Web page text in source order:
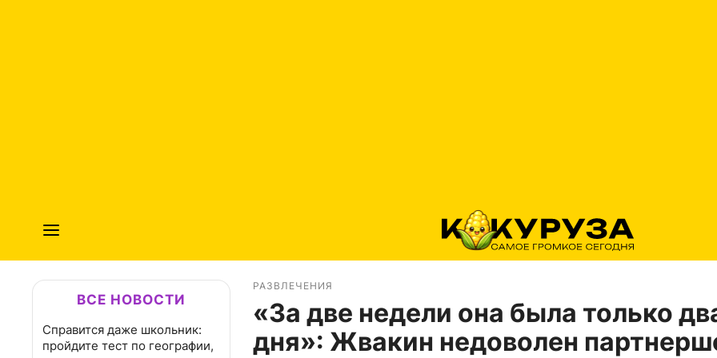
ВСЕ НОВОСТИ
Справится даже школьник:
пройдите тест по географии,
РАЗВЛЕЧЕНИЯ
«За две недели она была только
дня»: Жвакин недоволен